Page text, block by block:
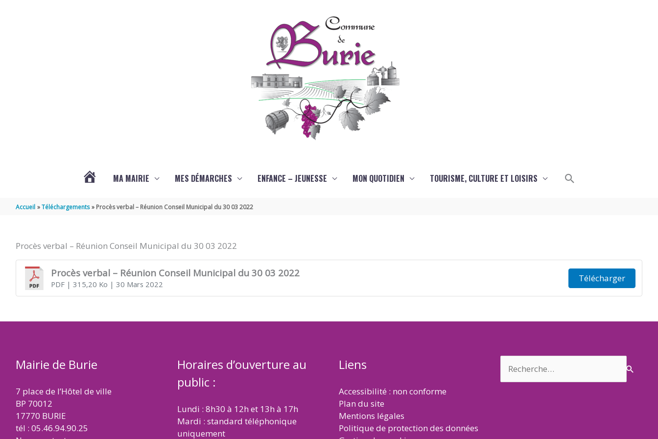
MA MAIRIE MES DÉMARCHES ENFANCE – JEUNESSE MON QUOTIDIEN TOURISME, CULTURE ET LOISIRS Rechercher
Accueil Téléchargements Procès verbal – Réunion Conseil Municipal du 30 03 2022
Procès verbal – Réunion Conseil Municipal du 30 03 2022
Procès verbal – Réunion Conseil Municipal du 30 03 2022
PDF| 315,20 Ko | 30 Mars 2022
Télécharger
Mairie de Burie
7 place de l’Hôtel de ville
BP 70012
17770 BURIE
tél : 05.46.94.90.25
Horaires d’ouverture au
public :
Lundi : 8h30 à 12h et 13h à 17h
Mardi : standard téléphonique
uniquement
Liens
Accessibilité : non conforme
Plan du site
Mentions légales
Politique de protection des données